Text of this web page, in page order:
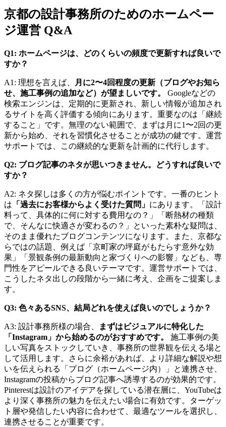
京都の設計事務所のためのホームペー
ジ運営 Q&A
Q1: ホームページは、どのくらいの頻度で更新すれば良いで
すか？
A1: 理想を言えば、
月に2〜4回程度の更新（ブログやお知ら
せ、施工事例の追加など）が望ましいです。
Googleなどの
検索エンジンは、定期的に更新され、新しい情報が追加され
るサイトを高く評価する傾向にあります。重要なのは「継続
すること」です。無理のない範囲で、まずは月に1〜2回の更
新から始め、それを習慣化させることが成功の鍵です。運営
サポートでは、この継続的な更新を計画的に代行します。
Q2: ブログ記事のネタが思いつきません。どうすれば良いで
すか？
A2: ネタ探しは多くの方が悩むポイントです。一番のヒント
は 「過去にお客様からよく受けた質問」 にあります。「設計
料って、具体的に何に対する費用なの？」「断熱材の種類
で、そんなに快適さが変わるの？」といった素朴な疑問は、
そのまま優れたブログコンテンツになります。また、京都な
らではの話題、例えば「京町家の坪庭がもたらす意外な効
果」「景観条例の最新動向と家づくりへの影響」なども、専
門性をアピールできる良いテーマです。運営サポートでは、
こうしたネタ出しの段階から一緒に考え、企画をご提案しま
す。
Q3: 色々あるSNS、結局どれを使えば良いのでしょうか？
A3: 設計事務所様の場合、
まずはビジュアルに特化した
「Instagram」から始めるのがおすすめです。
施工事例の美
しい写真をストックしていき、事務所の世界観を伝える場と
して活用します。さらに余裕があれば、より詳細な解説や想
いを伝えられる「ブログ（ホームページ内）」と連携させ、
Instagramの投稿からブログ記事へ誘導するのが効果的です。
Pinterestは設計のアイデアを探している潜在層に、YouTubeは
より深く事務所の魅力を伝えたい場合に有効です。ターゲッ
ト層や発信したい内容に合わせて、最適なツールを選択し、
連携させることが重要です。